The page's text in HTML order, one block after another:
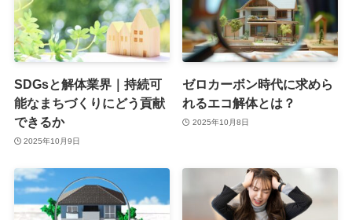
SDGsと解体業界｜持続可
能なまちづくりにどう貢献
できるか
2025年10月9日
ゼロカーボン時代に求めら
れるエコ解体とは？
2025年10月8日